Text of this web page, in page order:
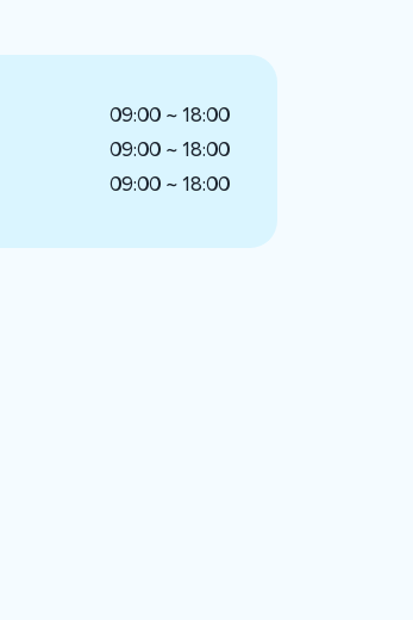
09:00 ~ 18:00
09:00 ~ 18:00
09:00 ~ 18:00